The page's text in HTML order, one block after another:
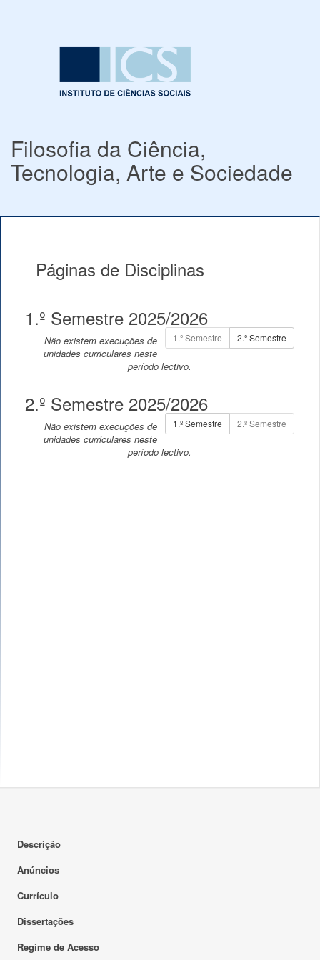
Filosofia da Ciência,
Tecnologia, Arte e Sociedade
Páginas de Disciplinas
1.º Semestre 2025/2026
1.º Semestre 2.º Semestre
Não existem execuções de
unidades curriculares neste
período lectivo.
2.º Semestre 2025/2026
1.º Semestre 2.º Semestre
Não existem execuções de
unidades curriculares neste
período lectivo.
Descrição
Anúncios
Currículo
Dissertações
Regime de Acesso